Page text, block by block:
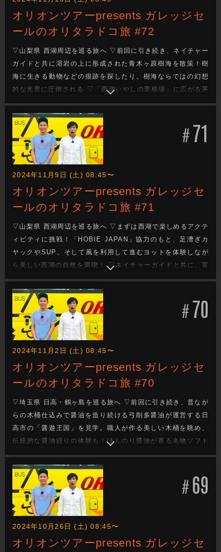
オリオンツアーpresents ガレッジセ
ールのオリタラドコ旅 #72
▽山梨県 西湖周辺を巡る旅へ ▽前回に引き続き、ネイチャー
ガイドと共に溶岩の上に形成された青木ヶ原樹海を散策！樹
海に生きる動物などの痕跡を探したり、樹海ならではの幻想
的な光景に圧倒される ▽「西湖いやしの里根場」に広がる茅
葺集落を眺めながら人気のお団子をいただく。旅の思い出を
込めた作品づくりも！最後は地ビールとおつまみで乾杯！ ▽
今週もガレッジセールのゆるり旅をお届けします
#71
2024年11月9日 (土) 08:45〜
オリオンツアーpresents ガレッジセ
ールのオリタラドコ旅 #71
▽山梨県 西湖周辺を巡る旅へ ▽まずは西湖で楽しめるアクテ
ィビティに挑戦！「HOBIE JAPAN」協力のもと、足漕ぎカ
ヤックやSUP、そして風を利用して進むヨットを体験しなが
ら美しい西湖の自然を満喫！ ▽ネイチャーガイドと共に、富
士山の麓に広がる青木ヶ原樹海の散策へ！樹海ならではの幻
想的な光景にガレッジも心奪われる ▽今週もガレッジセール
のゆるり旅をお届けします
#70
2024年11月2日 (土) 08:45〜
オリオンツアーpresents ガレッジセ
ールのオリタラドコ旅 #70
▽埼玉県 日高・鶴ヶ島を巡る旅へ ▽前回に引き続き、昔なが
らの木桶仕込みで醤油を造り続ける弓削多醤油が運営する日
高市の「醤遊王国」を見学。職人が作る美しい木桶を眺め、
伝統的な醤油絞りの体験も！ほんのり醤油が香る名物ソフト
クリームもいただきます！ ▽鶴ヶ島市で40年以上続く酒屋
「キングショップ誠屋」で日本酒の飲みくらべを楽しむ ▽今
週もガレッジセールのゆるり旅をお届けします
#69
2024年10月26日 (土) 08:45〜
オリオンツアーpresents ガレッジセ